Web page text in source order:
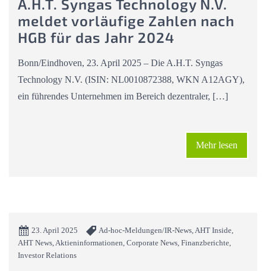
A.H.T. Syngas Technology N.V.
meldet vorläufige Zahlen nach
HGB für das Jahr 2024
Bonn/Eindhoven, 23. April 2025 – Die A.H.T. Syngas
Technology N.V. (ISIN: NL0010872388, WKN A12AGY),
ein führendes Unternehmen im Bereich dezentraler, […]
Mehr lesen
23. April 2025
Ad-hoc-Meldungen/IR-News, AHT Inside,
AHT News, Aktieninformationen, Corporate News, Finanzberichte,
Investor Relations